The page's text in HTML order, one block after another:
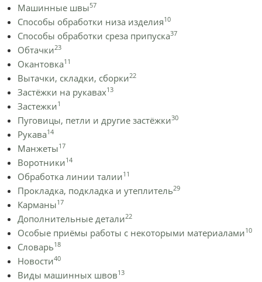
Машинные швы57
Способы обработки низа изделия10
Способы обработки среза припуска37
Обтачки23
Окантовка11
Вытачки, складки, сборки22
Застёжки на рукавах13
Застежки1
Пуговицы, петли и другие застёжки30
Рукава14
Манжеты17
Воротники14
Обработка линии талии11
Прокладка, подкладка и утеплитель29
Карманы17
Дополнительные детали22
Особые приёмы работы с некоторыми материалами10
Словарь18
Новости40
Виды машинных швов13